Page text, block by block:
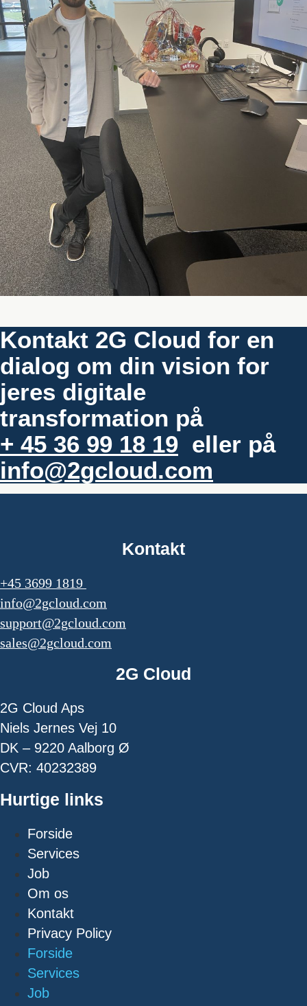
Kontakt 2G Cloud for en
dialog om din vision for
jeres digitale
transformation på
+ 45 36 99 18 19 eller på
info@2gcloud.com
Kontakt
+45 3699 1819
info@2gcloud.com
support@2gcloud.com
sales@2gcloud.com
2G Cloud
2G Cloud Aps
Niels Jernes Vej 10
DK – 9220 Aalborg Ø
CVR: 40232389
Hurtige links
Forside
Services
Job
Om os
Kontakt
Privacy Policy
Forside
Services
Job